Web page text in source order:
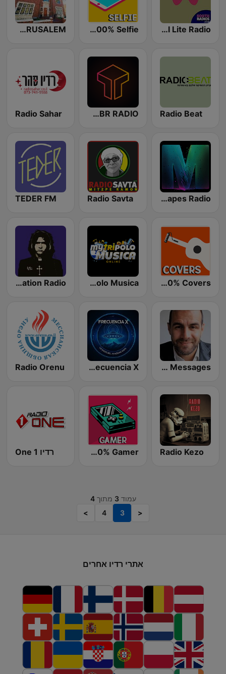
Tamil Lite Radio
Radio 100% Selfie
RADIO 770 JERUSALEM
Radio Beat
TIMBR RADIO
Radio Sahar
Morphmixtapes Radio
Radio Savta
TEDER FM
Radio 100% Covers
Tripolo Musica
Doomnation Radio
YESHUA RADIO | Messianic Messages
Frecuencia X
Radio Orenu
Radio Kezo
Radio 100% Gamer רדיו One 1
עמוד3 מתוך4
<
3
4
>
אתרי רדיו אחרים